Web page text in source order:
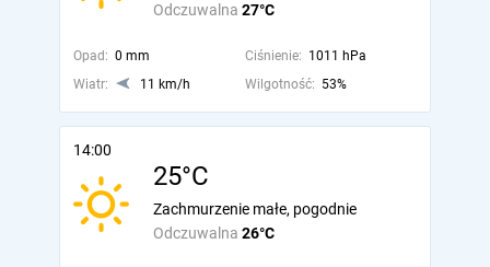
Odczuwalna 27°C
Opad: 0 mm Ciśnienie: 1011 hPa
Wiatr:
11 km/h Wilgotność: 53%
14:00
25°C
Odczuwalna 26°C
Zachmurzenie małe, pogodnie